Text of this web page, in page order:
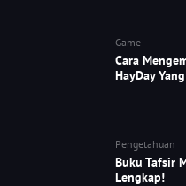
Game
Cara
HayDay
Pengetahuan
Buku Tafsir
Lengkap!